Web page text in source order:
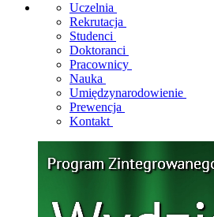
Uczelnia
Rekrutacja
Studenci
Doktoranci
Pracownicy
Nauka
Umiędzynarodowienie
Prewencja
Kontakt